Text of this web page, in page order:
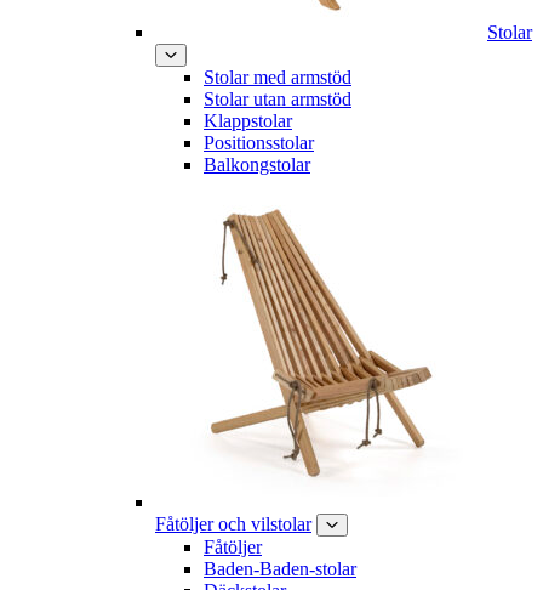
Stolar
Stolar med armstöd
Stolar utan armstöd
Klappstolar
Positionsstolar
Balkongstolar
Fåtöljer och vilstolar
Fåtöljer
Baden-Baden-stolar